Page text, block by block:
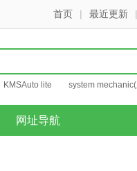
首页 | 最近更新 |
KMSAuto lite system
网址导航